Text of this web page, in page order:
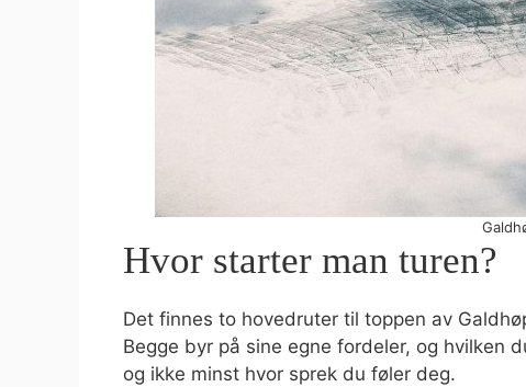
Hvor starter man turen?
Det finnes to hovedruter til toppen av
Begge byr på sine egne fordeler, og hvilken
og ikke minst hvor sprek du føler deg.